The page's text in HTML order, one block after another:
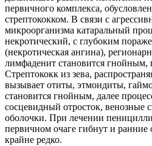
первичного комплекса,
стрептококком. В связи с
микроорганизма катаральный
некротический, с глубоким
(некротическая ангина),
лимфаденит становится гнойным,
Стрептококк из зева,
вызывает отиты, этмоидиты,
становится гнойным, далее
сосцевидный отросток, венозные
оболочки. При лечении
первичном очаге гибнут и
крайне редко.